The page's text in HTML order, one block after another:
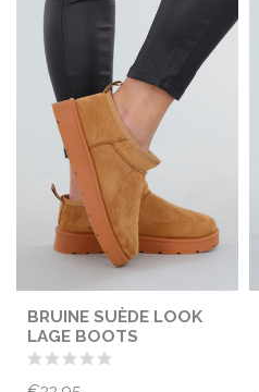
BRUINE SUÈDE LOOK
LAGE BOOTS